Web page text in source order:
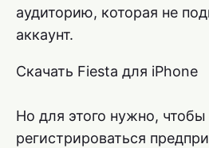
аудиторию, которая не
аккаунт.
Скачать Fiesta для iPhone
Но для этого нужно,
регистрироваться